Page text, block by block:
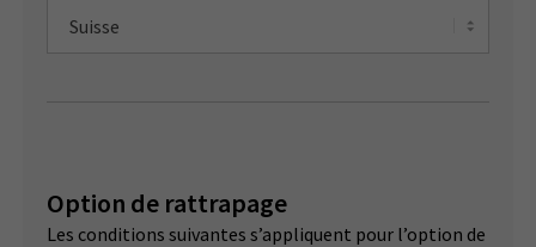
Suisse
Option de rattrapage
Les conditions suivantes s’appliquent pour l’option de